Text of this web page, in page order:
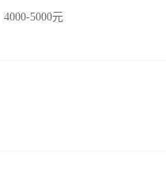
4000-5000元